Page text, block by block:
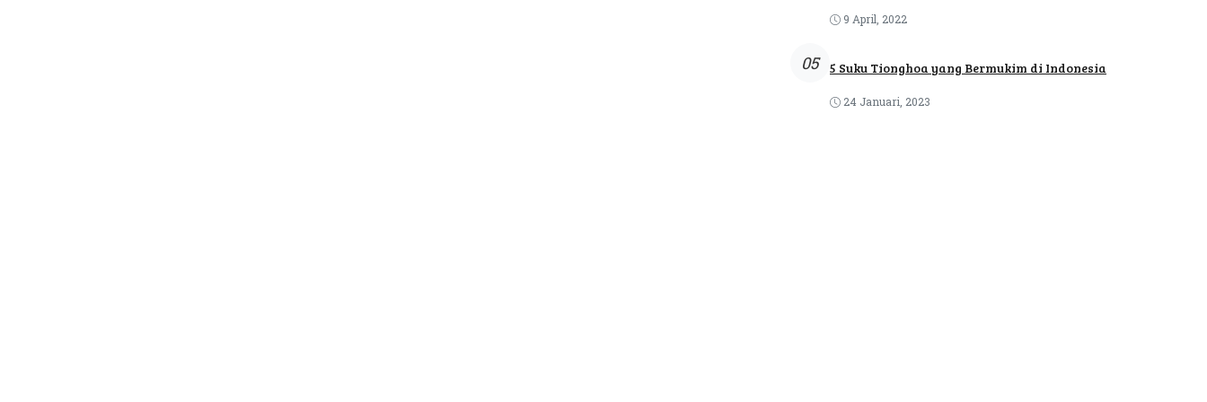
9 April, 2022
05 5 Suku Tionghoa yang Bermukim di Indonesia
24 Januari, 2023